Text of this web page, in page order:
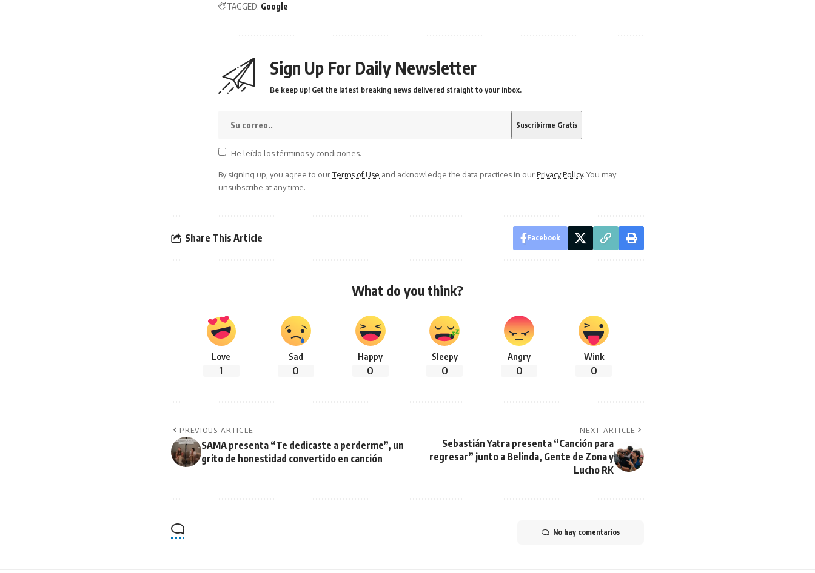
TAGGED: Google
Sign Up For Daily Newsletter
Be keep up! Get the latest breaking news delivered straight to your inbox.
He leído los términos y condiciones.
By signing up, you agree to ourTerms of Use and acknowledge the data practices in ourPrivacy Policy. You may
unsubscribe at any time.
Share This Article Facebook
What do you think?
Love
1
Sad
0
Happy
0
Sleepy
0
Angry
0
Wink
0
PREVIOUS ARTICLE
SAMA presenta “Te dedicaste a perderme”, un
grito de honestidad convertido en canción
NEXT ARTICLE
Sebastián Yatra presenta “Canción para
regresar” junto a Belinda, Gente de Zona y
Lucho RK
No hay comentarios